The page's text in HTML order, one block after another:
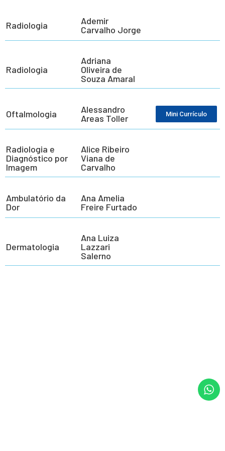
Radiologia
Ademir
Carvalho Jorge
Radiologia
Adriana
Oliveira de
Souza Amaral
Oftalmologia
Alessandro
Areas Toller
Mini Currículo
Radiologia e
Diagnóstico por
Imagem
Alice Ribeiro
Viana de
Carvalho
Ambulatório da
Dor
Ana Amelia
Freire Furtado
Dermatologia
Ana Luiza
Lazzari
Salerno